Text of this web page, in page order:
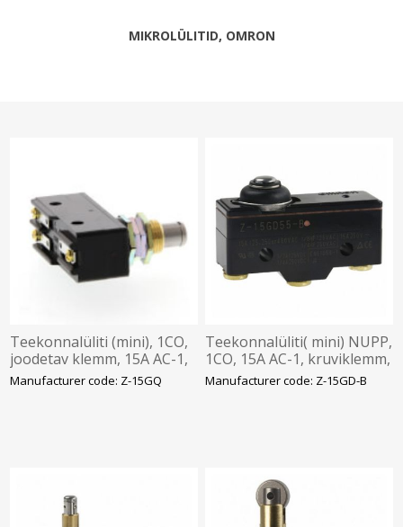
MIKROLÜLITID, OMRON
Teekonnalüliti (mini), 1CO,
joodetav klemm, 15A AC-1,
NUPP, paneelpaigaldus,
Manufacturer code: Z-15GQ
Teekonnalüliti( mini) NUPP,
1CO, 15A AC-1, kruviklemm,
Omron
Manufacturer code: Z-15GD-B